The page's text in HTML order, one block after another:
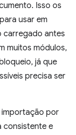
Isso os
usar em
carregado antes
muitos módulos,
já que
precisa ser
importação por
consistente e